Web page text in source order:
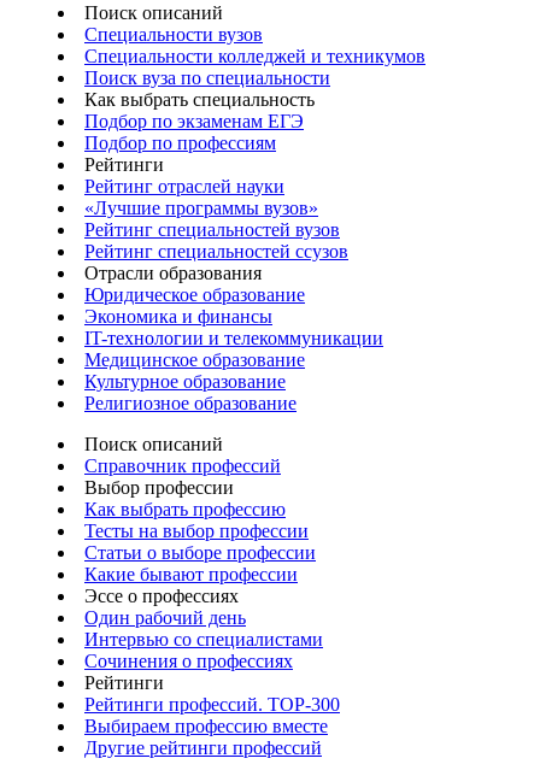
Поиск описаний
Специальности вузов
Специальности колледжей и техникумов
Поиск вуза по специальности
Как выбрать специальность
Подбор по экзаменам ЕГЭ
Подбор по профессиям
Рейтинги
Рейтинг отраслей науки
«Лучшие программы вузов»
Рейтинг специальностей вузов
Рейтинг специальностей ссузов
Отрасли образования
Юридическое образование
Экономика и финансы
IT-технологии и телекоммуникации
Медицинское образование
Культурное образование
Религиозное образование
Поиск описаний
Справочник профессий
Выбор профессии
Как выбрать профессию
Тесты на выбор профессии
Статьи о выборе профессии
Какие бывают профессии
Эссе о профессиях
Один рабочий день
Интервью со специалистами
Сочинения о профессиях
Рейтинги
Рейтинги профессий. TOP-300
Выбираем профессию вместе
Другие рейтинги профессий